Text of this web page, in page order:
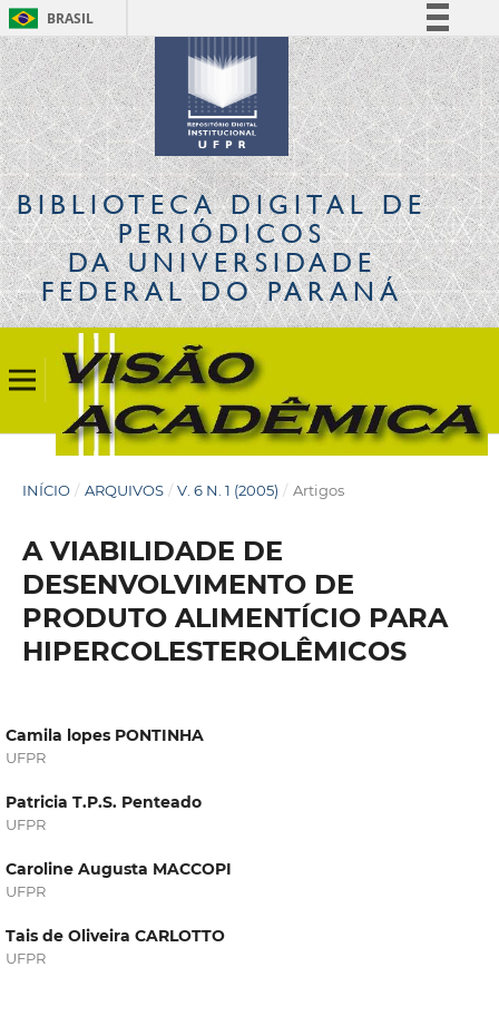
BRASIL
Simplifique!
Comunica BR
Participe
Acesso à informação
Legislação
Canais
BIBLIOTECA DIGITALDE
PERIÓDICOS
DA UNIVERSIDADE
FEDERAL DO PARANÁ
INÍCIO / ARQUIVOS / V. 6 N. 1 (2005) / Artigos
A VIABILIDADE DE
DESENVOLVIMENTO DE
PRODUTO ALIMENTÍCIO PARA
HIPERCOLESTEROLÊMICOS
Camila lopes PONTINHA
UFPR
Patricia T.P.S. Penteado
UFPR
Caroline Augusta MACCOPI
UFPR
Tais de Oliveira CARLOTTO
UFPR